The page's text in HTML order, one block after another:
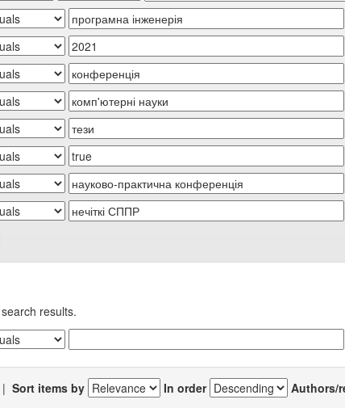
results.
| Sort items by In order Authors/